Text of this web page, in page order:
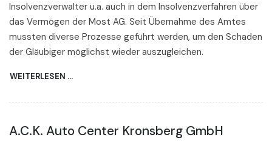
Insolvenzverwalter u.a. auch in dem Insolvenzverfahren über
das Vermögen der Most AG. Seit Übernahme des Amtes
mussten diverse Prozesse geführt werden, um den Schaden
der Gläubiger möglichst wieder auszugleichen.
WEITERLESEN …
A.C.K. Auto Center Kronsberg GmbH